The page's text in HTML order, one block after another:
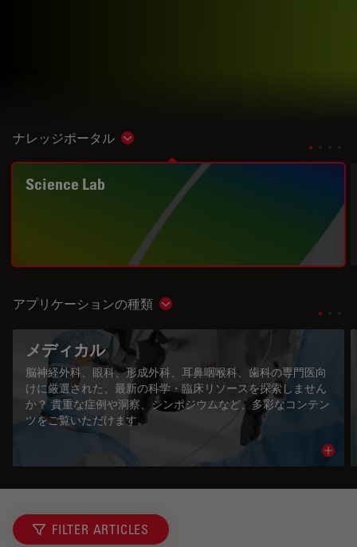
ナレッジポータル Show subnavigation
Science Lab
アプリケーションの種類 Show subnavigation
メディカル
脳神経外科、眼科、形成外科、耳鼻咽喉科、歯科の専門医向
けに厳選された、最新の科学・臨床リソースを探索しません
か？ 貴重な症例や洞察、シンポジウムなど、多彩なコンテン
ツをご覧いただけます。
FILTER ARTICLES